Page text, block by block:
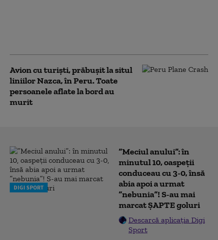
Avion cu turiști, prăbușit la situl
liniilor Nazca, în Peru. Toate
persoanele aflate la bord au
murit
DIGI SPORT
”Meciul anului”: în
minutul 10, oaspeții
conduceau cu 3-0, însă
abia apoi a urmat
”nebunia”! S-au mai
marcat ȘAPTE goluri
Descarcă aplicația Digi
Sport